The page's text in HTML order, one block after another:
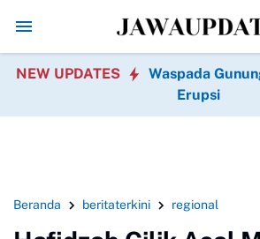
Komentar Nakes soal Pasien
NEW UPDATES
Waspada
Erupsi
Beranda beritaterkini regional